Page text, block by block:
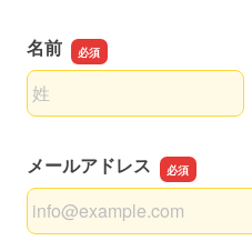
名前
名前の姓
メールアドレス
メールアドレス